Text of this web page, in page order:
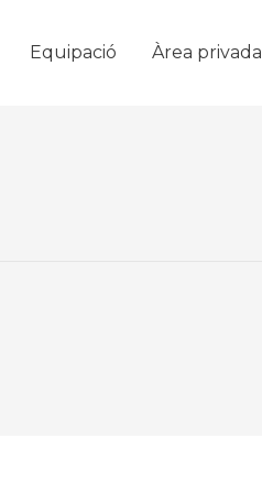
Equipació Àrea privada